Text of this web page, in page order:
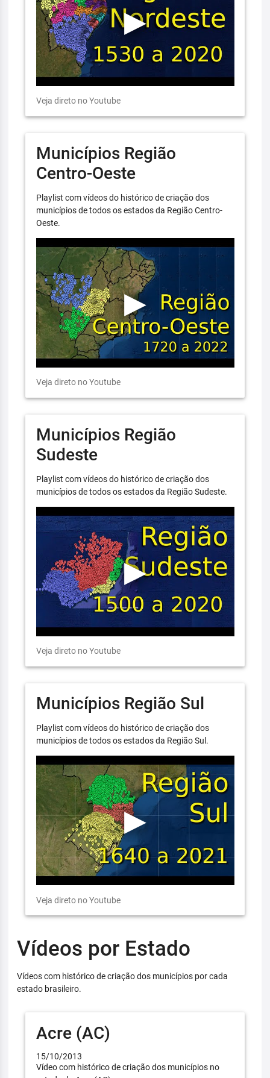
Veja direto no Youtube
Municípios Região
Centro-Oeste
Playlist com vídeos do histórico de criação dos
municípios de todos os estados da Região Centro-
Oeste.
Veja direto no Youtube
Municípios Região
Sudeste
Playlist com vídeos do histórico de criação dos
municípios de todos os estados da Região Sudeste.
Veja direto no Youtube
Municípios Região Sul
Playlist com vídeos do histórico de criação dos
municípios de todos os estados da Região Sul.
Veja direto no Youtube
Vídeos por Estado
Vídeos com histórico de criação dos municípios por cada
estado brasileiro.
Acre (AC)
15/10/2013
Vídeo com histórico de criação dos municípios no